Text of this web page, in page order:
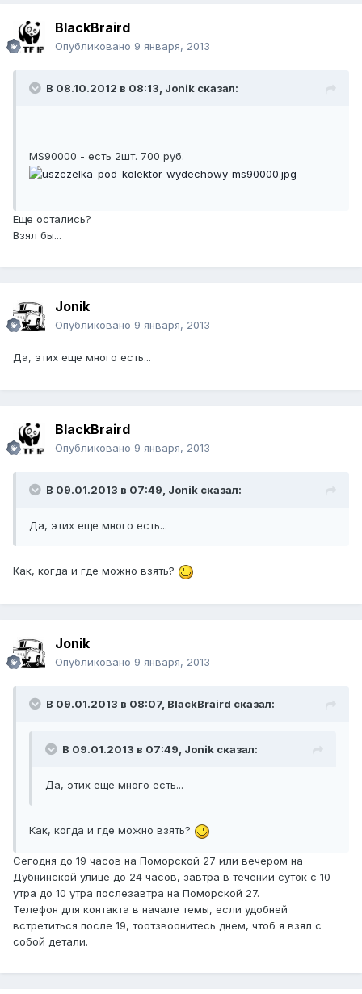
BlackBraird
Опубликовано 9 января, 2013
В 08.10.2012 в 08:13, Jonik сказал:
MS90000 - есть 2шт. 700 руб.
Еще остались?
Взял бы...
Jonik
Опубликовано 9 января, 2013
Да, этих еще много есть...
BlackBraird
Опубликовано 9 января, 2013
В 09.01.2013 в 07:49, Jonik сказал:
Да, этих еще много есть...
Как, когда и где можно взять?
Jonik
Опубликовано 9 января, 2013
В 09.01.2013 в 08:07, BlackBraird сказал:
В 09.01.2013 в 07:49, Jonik сказал:
Да, этих еще много есть...
Как, когда и где можно взять?
Сегодня до 19 часов на Поморской 27 или вечером на
Дубнинской улице до 24 часов, завтра в течении суток с 10
утра до 10 утра послезавтра на Поморской 27.
Телефон для контакта в начале темы, если удобней
встретиться после 19, тоотзвоонитесь днем, чтоб я взял с
собой детали.